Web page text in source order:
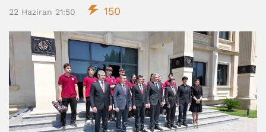
22 Haziran 21:50 150